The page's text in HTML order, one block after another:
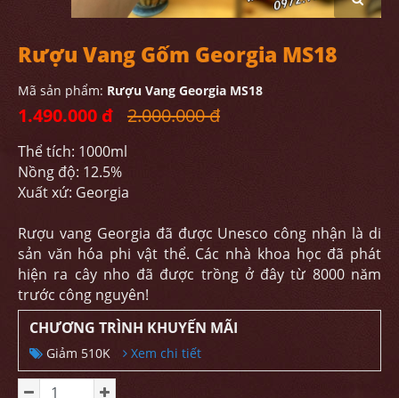
Rượu Vang Gốm Georgia MS18
Mã sản phẩm: Rượu Vang Georgia MS18
1.490.000 đ 2.000.000 đ
Thể tích: 1000ml
Nồng độ: 12.5%
Xuất xứ: Georgia
Rượu vang Georgia đã được Unesco công nhận là di
sản văn hóa phi vật thể. Các nhà khoa học đã phát
hiện ra cây nho đã được trồng ở đây từ 8000 năm
trước công nguyên!
CHƯƠNG TRÌNH KHUYẾN MÃI
Giảm 510K Xem chi tiết